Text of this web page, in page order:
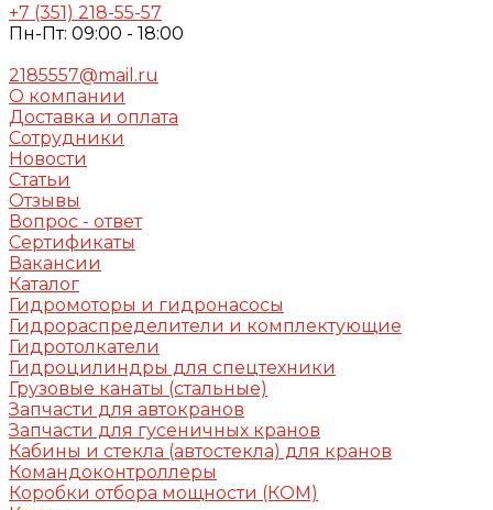
+7 (351) 218-55-57
Пн-Пт: 09:00 - 18:00
2185557@mail.ru
О компании
Доставка и оплата
Сотрудники
Новости
Статьи
Отзывы
Вопрос - ответ
Сертификаты
Вакансии
Каталог
Гидромоторы и гидронасосы
Гидрораспределители и комплектующие
Гидротолкатели
Гидроцилиндры для спецтехники
Грузовые канаты (стальные)
Запчасти для автокранов
Запчасти для гусеничных кранов
Кабины и стекла (автостекла) для кранов
Командоконтроллеры
Коробки отбора мощности (КОМ)